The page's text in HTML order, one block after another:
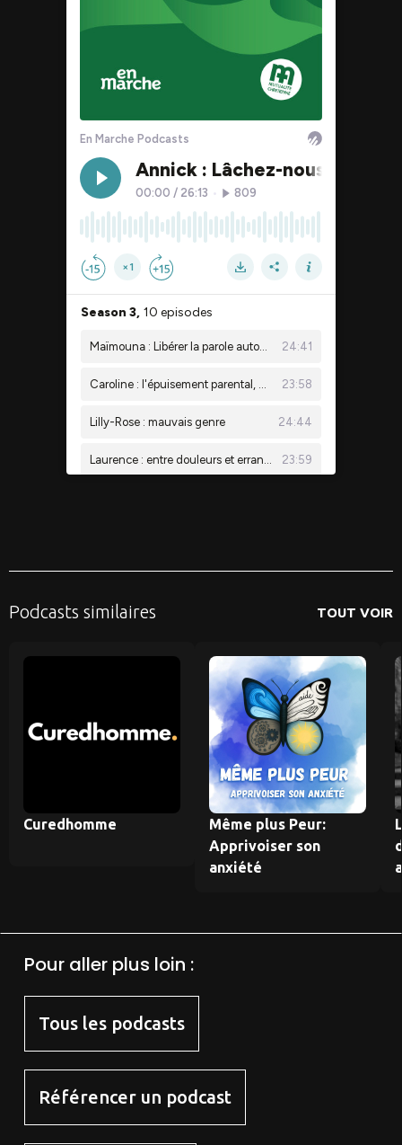
Podcasts similaires TOUT VOIR
Curedhomme
Même plus Peur:
Apprivoiser son
anxiété
Pour aller plus loin :
Tous les podcasts
Référencer un podcast